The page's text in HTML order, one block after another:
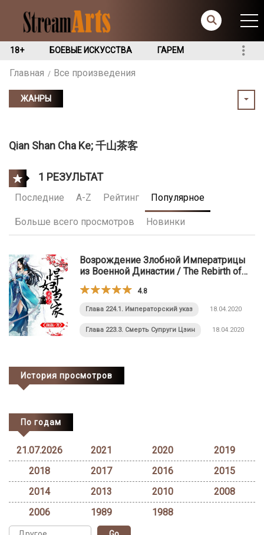
18+ БОЕВЫЕ ИСКУССТВА ГАРЕМ
Главная Все произведения
ЖАНРЫ
Qian Shan Cha Ke; 千山茶客
1 РЕЗУЛЬТАТ
Последние A-Z Рейтинг Популярное
Больше всего просмотров Новинки
Возрождение Злобной Императрицы
из Военной Династии / The Rebirth of
the Malicious Empress of Military Lineage
4.8
Глава 224.1. Императорский указ 18.04.2020
Глава 223.3. Смерть Супруги Цзин 18.04.2020
История просмотров
По годам
21.07.2026 2021 2020
2019
2018
2017 2016
2015
2014
2013 2010
2008
2006
1989 1988